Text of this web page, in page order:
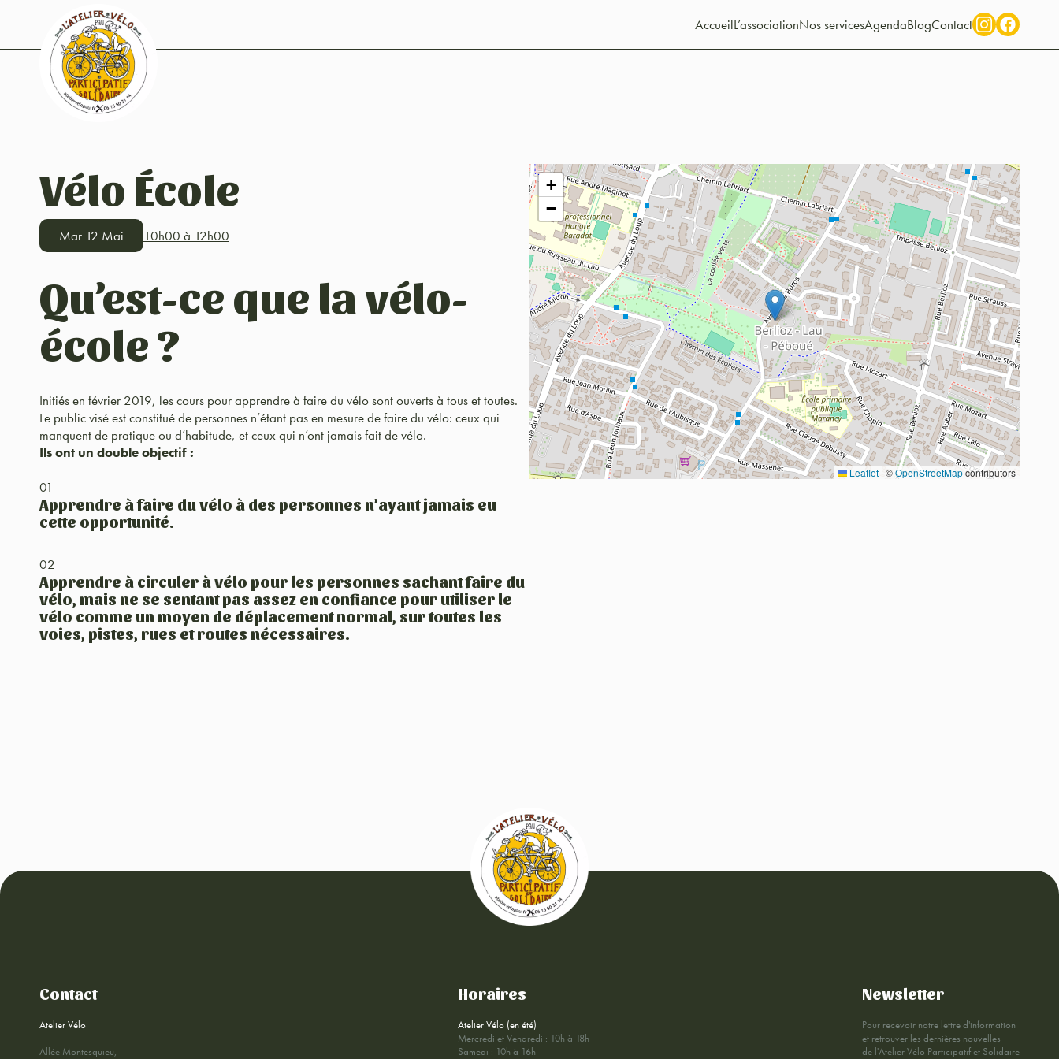
AccueilL’associationNos servicesAgendaBlogContact
Vélo École
Mar 12 Mai 10h00 à 12h00
Qu’est-ce que la vélo-
école ?
Initiés en février 2019, les cours pour apprendre à faire du vélo sont ouverts à tous et toutes.
Le public visé est constitué de personnes n’étant pas en mesure de faire du vélo: ceux qui
manquent de pratique ou d’habitude, et ceux qui n’ont jamais fait de vélo.
Ils ont un double objectif :
01
Apprendre à faire du vélo à des personnes n’ayant jamais eu
cette opportunité.
02
Apprendre à circuler à vélo pour les personnes sachant faire du
vélo, mais ne se sentant pas assez en confiance pour utiliser le
vélo comme un moyen de déplacement normal, sur toutes les
voies, pistes, rues et routes nécessaires.
+
−
Leaflet | ©OpenStreetMapcontributors
Contact
Atelier Vélo
Allée Montesquieu,
Horaires
Atelier Vélo (en été)
Mercredi et Vendredi : 10h à 18h
Samedi : 10h à 16h
Newsletter
Pour recevoir notre lettre d'information
et retrouver les dernières nouvelles
de l'Atelier Vélo Participatif et Solidaire